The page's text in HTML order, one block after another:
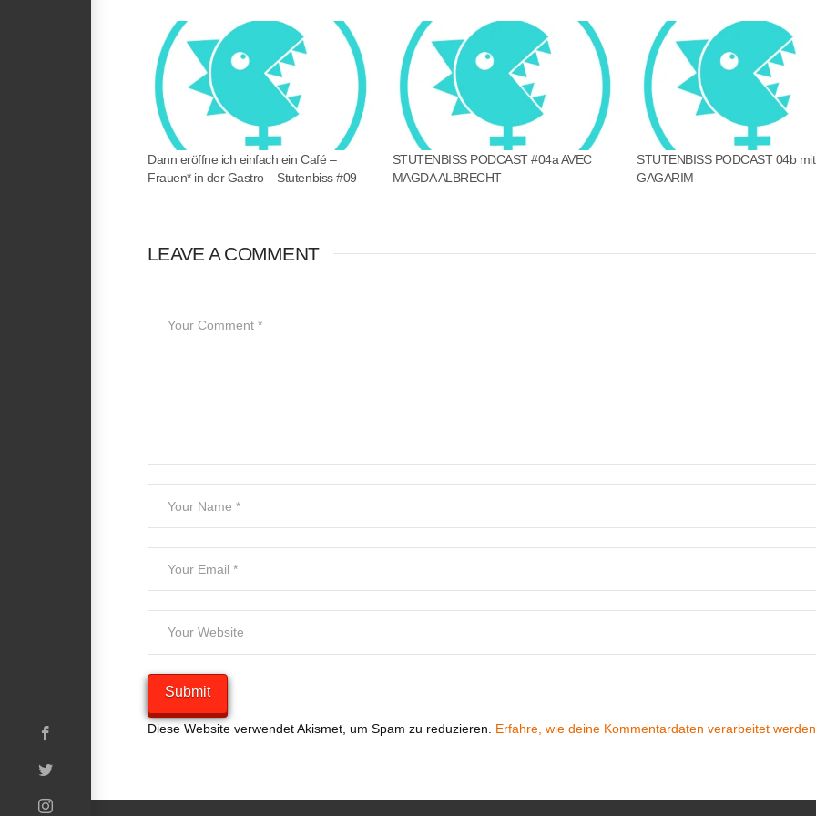
LINK
EMBED
Dann eröffne ich einfach ein Café –
Frauen* in der Gastro – Stutenbiss #09
STUTENBISS PODCAST #04a AVEC
MAGDA ALBRECHT
STUTENBISS PODCAST 04b
GAGARIM
LEAVE A COMMENT
Diese Website verwendet Akismet, um Spam zu reduzieren. Erfahre, wie deine Kommentardaten verarbeitet